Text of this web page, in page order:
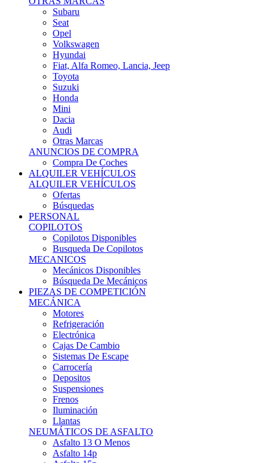
Subaru
Seat
Opel
Volkswagen
Hyundai
Fiat, Alfa Romeo, Lancia, Jeep
Toyota
Suzuki
Honda
Mini
Dacia
Audi
Otras Marcas
ANUNCIOS DE COMPRA
Compra De Coches
ALQUILER VEHÍCULOS
ALQUILER VEHÍCULOS
Ofertas
Búsquedas
PERSONAL
COPILOTOS
Copilotos Disponibles
Busqueda De Copilotos
MECANICOS
Mecánicos Disponibles
Búsqueda De Mecánicos
PIEZAS DE COMPETICIÓN
MECÁNICA
Motores
Refrigeración
Electrónica
Cajas De Cambio
Sistemas De Escape
Carrocería
Depositos
Suspensiones
Frenos
Iluminación
Llantas
NEUMÁTICOS DE ASFALTO
Asfalto 13 O Menos
Asfalto 14p